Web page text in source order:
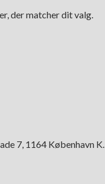
der matcher dit valg.
7, 1164 København K.